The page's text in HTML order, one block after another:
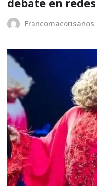
Francomacorisanos